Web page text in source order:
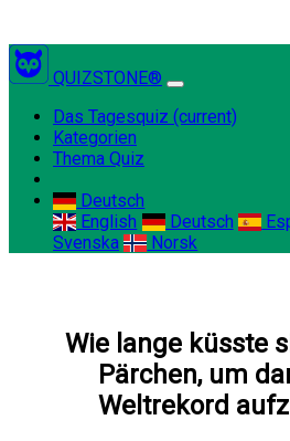
QUIZSTONE®
Das Tagesquiz (current)
Kategorien
Thema Quiz
Deutsch
English
Deutsch
Svenska
Norsk
Wie lange küsste
Pärchen, um
Weltrekord